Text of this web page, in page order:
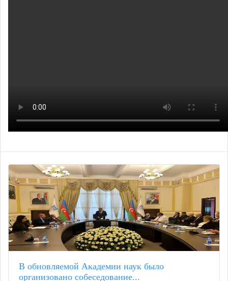
В обновляемой Академии наук было
организовано собеседование...